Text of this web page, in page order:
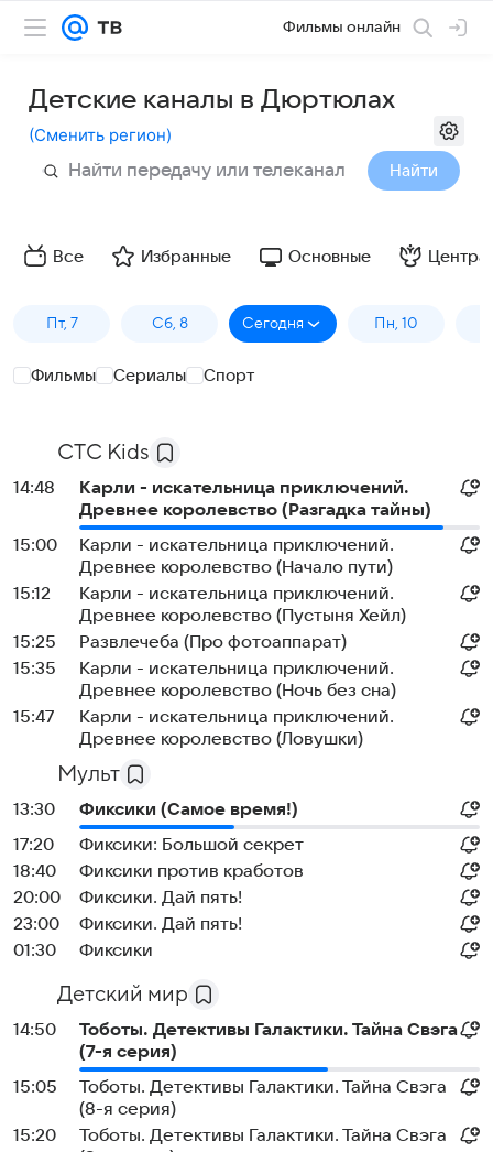
Фильмы онлайн
Детские каналы в Дюртюлах
(Сменить регион)
Найти
Все Избранные Основные
Пт, 7 Сб, 8 Сегодня Пн, 10
Фильмы Сериалы Спорт
СТС Kids
14:48
Карли - искательница приключений.
Древнее королевство (Разгадка тайны)
15:00
Карли - искательница приключений.
Древнее королевство (Начало пути)
15:12
Карли - искательница приключений.
Древнее королевство (Пустыня Хейл)
15:25
Развлечеба (Про фотоаппарат)
15:35
Карли - искательница приключений.
Древнее королевство (Ночь без сна)
15:47
Карли - искательница приключений.
Древнее королевство (Ловушки)
Мульт
13:30
Фиксики (Самое время!)
17:20
Фиксики: Большой секрет
18:40
Фиксики против кработов
20:00
Фиксики. Дай пять!
23:00
Фиксики. Дай пять!
01:30
Фиксики
Детский мир
14:50
Тоботы. Детективы Галактики. Тайна Свэга
(7-я серия)
15:05
Тоботы. Детективы Галактики. Тайна Свэга
(8-я серия)
15:20
Тоботы. Детективы Галактики. Тайна Свэга